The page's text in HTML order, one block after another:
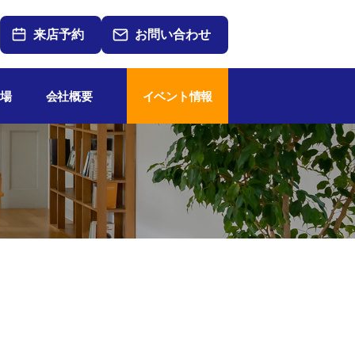
来店予約 お問い合わせ
会社概要 イベント情報